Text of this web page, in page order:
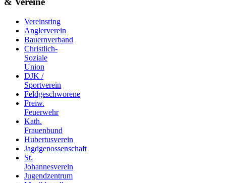
Vereinsring
Anglerverein
Bauernverband
Christlich-
Soziale
Union
DJK /
Sportverein
Feldgeschworene
Freiw.
Feuerwehr
Kath.
Frauenbund
Hubertusverein
Jagdgenossenschaft
St.
Johannesverein
Jugendzentrum